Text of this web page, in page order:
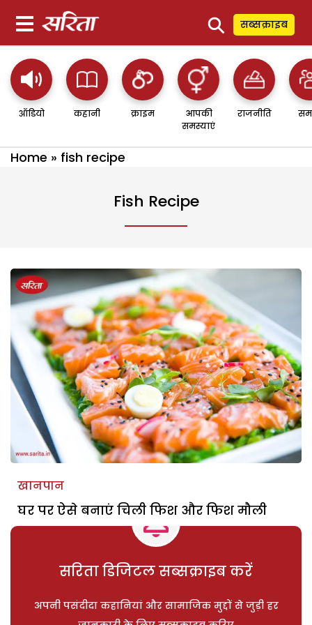
⚲ सब्सक्राइब
ऑडियो कहानी क्राइम
आपकी
समस्याएं
राजनीति
Home » fish recipe
Fish Recipe
खानपान
घर पर ऐसे बनाएं चिली फिश और फिश मौली
सरिता डिजिटल सब्सक्राइब करें
अपनी पसंदीदा कहानियां और सामाजिक मुद्दों से जुड़ी हर